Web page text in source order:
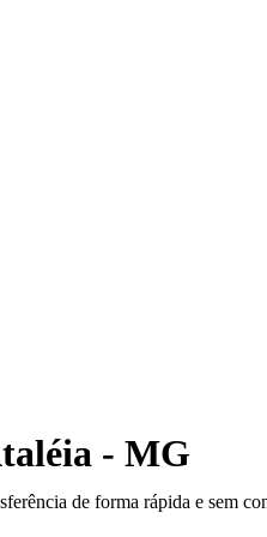
- MG
de forma rápida e sem